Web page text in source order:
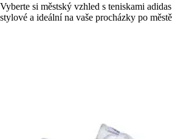
Vyberte si městský vzhled s teniskami
stylové a ideální na vaše procházky po